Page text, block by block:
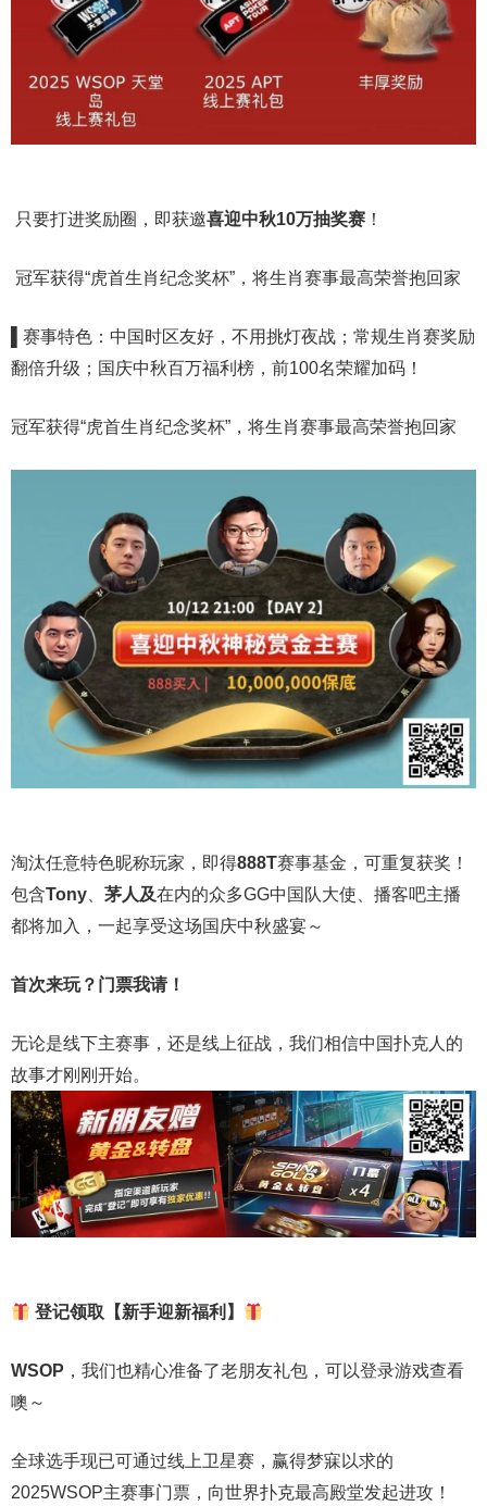
只要打进奖励圈，即获邀喜迎中秋10万抽奖赛 ！
冠军获得“虎首生肖纪念奖杯”，将生肖赛事最高荣誉抱回家
▌赛事特色：中国时区友好，不用挑灯夜战；常规生肖赛奖励
翻倍升级；国庆中秋百万福利榜，前100名荣耀加码！
冠军获得“虎首生肖纪念奖杯”，将生肖赛事最高荣誉抱回家
淘汰任意特色昵称玩家，即得888T赛事基金，可重复获奖！
包含Tony 茅人及在内的众多GG中国队大使、播客吧主播
都将加入，一起享受这场国庆中秋盛宴～
首次来玩？门票我请！
无论是线下主赛事，还是线上征战，我们相信中国扑克人的
故事才刚刚开始。
登记领取【新手迎新福利】
WSOP ，我们也精心准备了老朋友礼包，可以登录游戏查看
噢～
全球选手现已可通过线上卫星赛，赢得梦寐以求的
2025WSOP主赛事门票，向世界扑克最高殿堂发起进攻！